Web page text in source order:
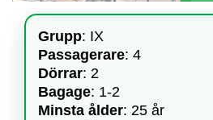
Grupp: IX
Passagerare: 4
Dörrar: 2
Bagage: 1-2
Minsta ålder: 25 år